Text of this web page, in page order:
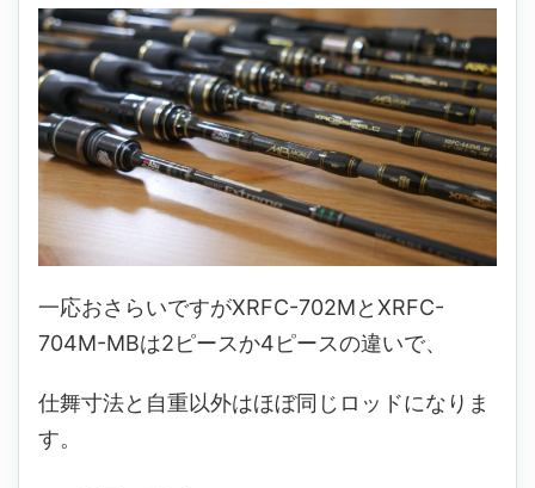
一応おさらいですがXRFC-702MとXRFC-
704M-MBは2ピースか4ピースの違いで、
仕舞寸法と自重以外はほぼ同じロッドになりま
す。